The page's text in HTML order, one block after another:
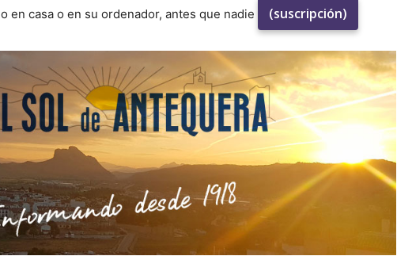
en casa o en su ordenador, antes que nadie
(suscripción)